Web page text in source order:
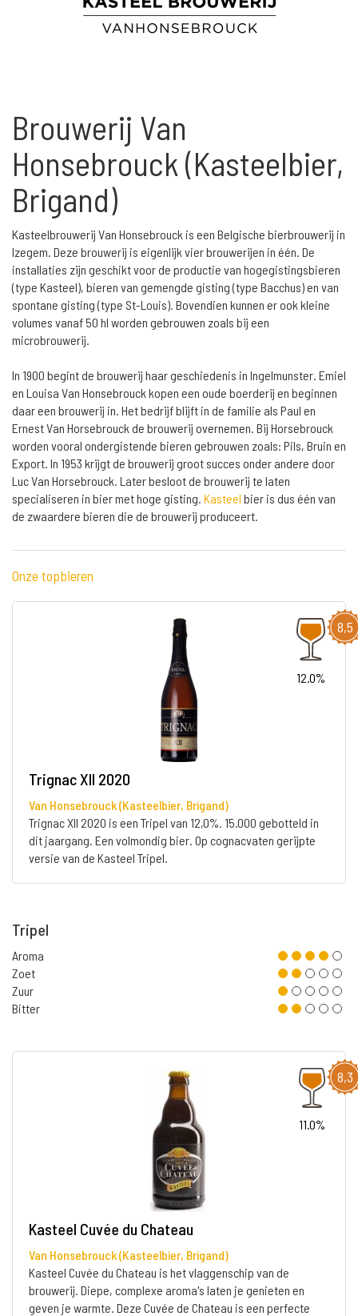
Brouwerij Van
Honsebrouck (Kasteelbier,
Brigand)
Kasteelbrouwerij Van Honsebrouck is een Belgische bierbrouwerij in
Izegem. Deze brouwerij is eigenlijk vier brouwerijen in één. De
installaties zijn geschikt voor de productie van hogegistingsbieren
(type Kasteel), bieren van gemengde gisting (type Bacchus) en van
spontane gisting (type St-Louis). Bovendien kunnen er ook kleine
volumes vanaf 50 hl worden gebrouwen zoals bij een
microbrouwerij.
In 1900 begint de brouwerij haar geschiedenis in Ingelmunster. Emiel
en Louisa Van Honsebrouck kopen een oude boerderij en beginnen
daar een brouwerij in. Het bedrijf blijft in de familie als Paul en
Ernest Van Horsebrouck de brouwerij overnemen. Bij Horsebrouck
worden vooral ondergistende bieren gebrouwen zoals: Pils, Bruin en
Export. In 1953 krijgt de brouwerij groot succes onder andere door
Luc Van Horsebrouck. Later besloot de brouwerij te laten
specialiseren in bier met hoge gisting. Kasteel bier is dus één van
de zwaardere bieren die de brouwerij produceert.
Onze topbieren
8,5
12.0%
Trignac XII 2020
Van Honsebrouck (Kasteelbier, Brigand)
Trignac XII 2020 is een Tripel van 12,0%. 15.000 gebotteld in
dit jaargang. Een volmondig bier. Op cognacvaten gerijpte
versie van de Kasteel Tripel.
Tripel
Aroma
Zoet
Zuur
Bitter
8,3
11.0%
Kasteel Cuvée du Chateau
Van Honsebrouck (Kasteelbier, Brigand)
Kasteel Cuvée du Chateau is het vlaggenschip van de
brouwerij. Diepe, complexe aroma's laten je genieten en
geven je warmte. Deze Cuvée de Chateau is een perfecte